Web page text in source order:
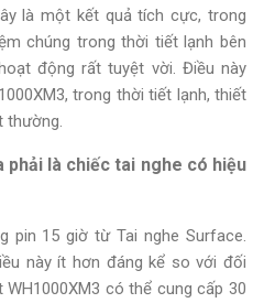
là một kết quả tích cực, trong
chúng trong thời tiết lạnh bên
động rất tuyệt vời. Điều này
trong thời tiết lạnh, thiết
phải là chiếc tai nghe có hiệu
pin 15 giờ từ Tai nghe Surface.
này ít hơn đáng kể so với đối
có thể cung cấp 30